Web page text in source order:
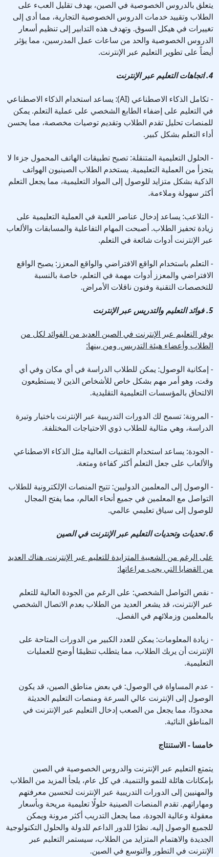
يتعلق بالدروس الخصوصية في الصين، بهدف تقليل العبء على
الطلاب وتقييد خدمات الدروس الخصوصية التجارية، مما أدى إلى
تغييرات في هيكل السوق. وتهدف هذه التدابير إلى تنظيم أسعار
الدروس الخصوصية والحد من ساعات عمل المدرسين، مما يؤثر
أيضاً على تطوير التعليم عبر الإنترنت.
4. اتجاهات التعليم عبر الإنترنت
- تكامل الذكاء الاصطناعي (AI): يساعد استخدام الذكاء الاصطناعي
في التعليم على إضفاء الطابع الشخصي على عملية التعلم. يمكن
للمنصات تحليل تقدم الطلاب وتقديم توصيات مخصصة، مما يحسن
أداء التعلم بشكل كبير.
- الحلول التعليمية المتنقلة: تصبح تطبيقات الهاتف المحمول جزءا لا
يتجزأ من العملية التعليمية. يستخدم الطلاب الصينيون الهواتف
الذكية بشكل متزايد للوصول إلى المواد التعليمية، مما يجعل التعلم
أكثر سهولة وملاءمة.
- التلاعب: يساعد إدخال عناصر اللعبة في العملية التعليمية على
زيادة تحفيز الطلاب. أصبحت المهام التفاعلية والمسابقات والألعاب
عبر الإنترنت أدوات شائعة في التعلم.
- التعلم باستخدام الواقع الافتراضي والواقع المعزز: يصبح الواقع
الافتراضي والمعزز أدوات مهمة في التعلم، خاصة بالنسبة
للتخصصات التقنية وفنون ناقلات الأمراض.
5. فوائد التعليم والتدريس عبر الإنترنت
يوفر التعليم عبر الإنترنت في الصين العديد من الفوائد لكل من
الطلاب وأعضاء هيئة التدريس. ومن بينها:
- إمكانية الوصول: يمكن للطلاب الدراسة في أي مكان وفي أي
وقت، وهو أمر مهم بشكل خاص للأشخاص الذين لا يستطيعون
الالتحاق بالمؤسسات التعليمية التقليدية.
- المرونة: تسمح لك الدورات التدريبية عبر الإنترنت باختيار وتيرة
الدراسة، وهي مثالية للطلاب ذوي الاحتياجات المختلفة.
- الجودة: يساعد استخدام التقنيات العالية مثل الذكاء الاصطناعي
والألعاب على جعل التعلم أكثر كفاءة ومتعة.
- الوصول إلى المعلمين الدوليين: تتيح المنصات الإلكترونية للطلاب
التواصل مع المعلمين في جميع أنحاء العالم، مما يفتح المجال
للوصول إلى سياق تعليمي عالمي.
6. تحديات وتحديات التعليم عبر الإنترنت في الصين
على الرغم من الشعبية المتزايدة للتعليم عبر الإنترنت، هناك العديد
من القضايا التي يجب مراعاتها:
- نقص التواصل الشخصي: على الرغم من الجودة العالية للتعلم
عبر الإنترنت، قد يشعر العديد من الطلاب بعدم الاتصال الشخصي
بالمعلمين وزملائهم في الفصل.
- زيادة المعلومات: يمكن للعدد الكبير من الدورات المتاحة على
الإنترنت أن يربك الطلاب، مما يتطلب تنظيمًا أوضح للعمليات
التعليمية.
- عدم المساواة في الوصول: في بعض مناطق الصين، قد يكون
الوصول إلى الإنترنت عالي السرعة ومنصات التعليم الحديثة
محدودًا، مما يجعل من الصعب إدخال التعليم عبر الإنترنت في
المناطق النائية.
خامسا - الاستنتاج
يتمتع التعليم عبر الإنترنت والدروس الخصوصية في الصين
بإمكانات هائلة للنمو والتنمية. في كل عام، يلجأ المزيد من الطلاب
والمهنيين إلى الدورات التدريبية عبر الإنترنت لتحسين معرفتهم
ومهاراتهم. تقدم المنصات الصينية حلولًا تعليمية مريحة وبأسعار
معقولة وعالية الجودة، مما يجعل التدريب أكثر مرونة ويمكن
للجميع الوصول إليه. نظرًا للدور الداعم للدولة والحلول التكنولوجية
الجديدة والاهتمام المتزايد من الطلاب، سيستمر التعليم عبر
الإنترنت في التطور والتوسع في الصين.